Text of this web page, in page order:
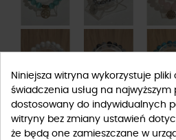
Niniejsza witryna wykorzystuje
świadczenia usług na najwyższym
dostosowany do indywidualnych
witryny bez zmiany ustawień
że będą one zamieszczane w